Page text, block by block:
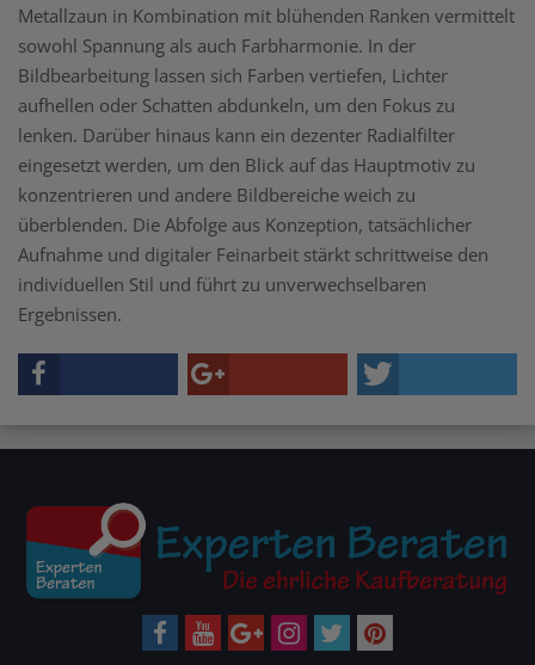
Metallzaun in Kombination mit blühenden Ranken vermittelt
sowohl Spannung als auch Farbharmonie. In der
Bildbearbeitung lassen sich Farben vertiefen, Lichter
aufhellen oder Schatten abdunkeln, um den Fokus zu
lenken. Darüber hinaus kann ein dezenter Radialfilter
eingesetzt werden, um den Blick auf das Hauptmotiv zu
konzentrieren und andere Bildbereiche weich zu
überblenden. Die Abfolge aus Konzeption, tatsächlicher
Aufnahme und digitaler Feinarbeit stärkt schrittweise den
individuellen Stil und führt zu unverwechselbaren
Ergebnissen.